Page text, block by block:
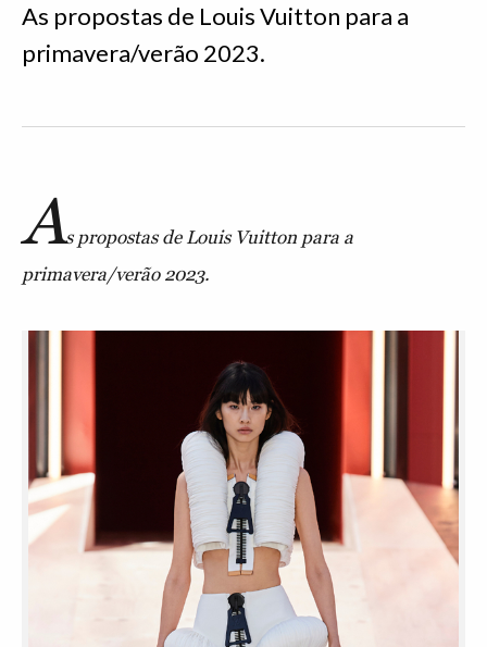
As propostas de Louis Vuitton para a
primavera/verão 2023.
As propostas de Louis Vuitton para a
primavera/verão 2023.